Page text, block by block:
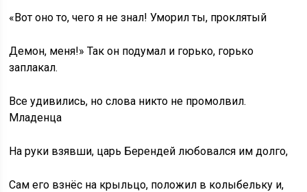
«Вот оно то, чего я не знал! Уморил ты, проклятый
Демон, меня!» Так он подумал и горько, горько
заплакал.
Все удивились, но слова никто не промолвил.
Младенца
На руки взявши, царь Берендей любовался им долго,
Сам его взнёс на крыльцо, положил в колыбельку и,